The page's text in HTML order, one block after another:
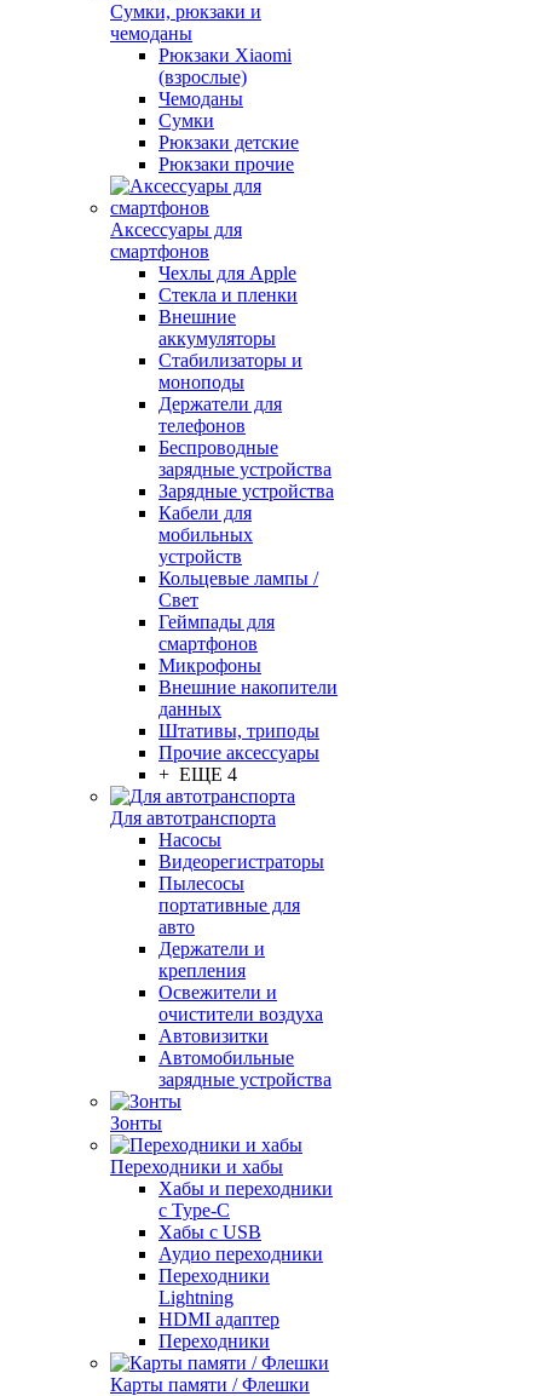
Сумки, рюкзаки и
чемоданы
Рюкзаки Xiaomi
(взрослые)
Чемоданы
Сумки
Рюкзаки детские
Рюкзаки прочие
Аксессуары для
смартфонов
Чехлы для Apple
Стекла и пленки
Внешние
аккумуляторы
Стабилизаторы и
моноподы
Держатели для
телефонов
Беспроводные
зарядные устройства
Зарядные устройства
Кабели для
мобильных
устройств
Кольцевые лампы /
Свет
Геймпады для
смартфонов
Микрофоны
Внешние накопители
данных
Штативы, триподы
Прочие аксессуары
+ ЕЩЕ 4
Для автотранспорта
Насосы
Видеорегистраторы
Пылесосы
портативные для
авто
Держатели и
крепления
Освежители и
очистители воздуха
Автовизитки
Автомобильные
зарядные устройства
Зонты
Переходники и хабы
Хабы и переходники
с Type-C
Хабы с USB
Аудио переходники
Переходники
Lightning
HDMI адаптер
Переходники
Карты памяти / Флешки